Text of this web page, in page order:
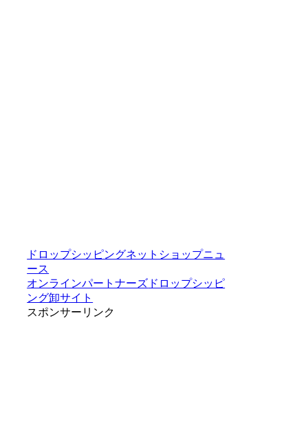
ドロップシッピングネットショップニュ
ース
オンラインパートナーズ ドロップシッピ
ング卸サイト
スポンサーリンク